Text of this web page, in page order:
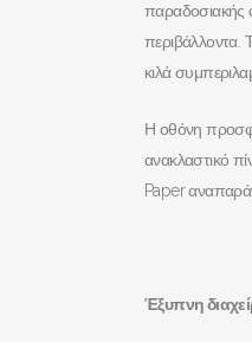
παραδοσιακής
περιβάλλοντα.
κιλά
Η οθόνη
ανακλαστικό
Paper
Έξυπνη